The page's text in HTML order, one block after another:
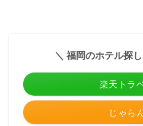
＼ 福岡のホテル探
楽天トラ
じゃら